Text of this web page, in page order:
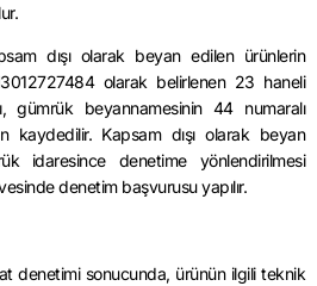
dışı olarak beyan edilen ürünlerin
olarak belirlenen 23 haneli
gümrük beyannamesinin 44 numaralı
kaydedilir. Kapsam dışı olarak beyan
idaresince denetime yönlendirilmesi
denetim başvurusu yapılır.
denetimi sonucunda, ürünün ilgili teknik